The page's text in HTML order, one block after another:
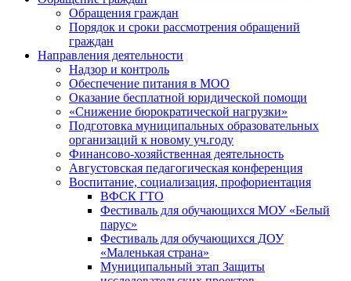
Обращения граждан
Порядок и сроки рассмотрения обращений
граждан
Направления деятельности
Надзор и контроль
Обеспечение питания в МОО
Оказание бесплатной юридической помощи
«Снижение бюрократической нагрузки»
Подготовка муниципальных образовательных
организаций к новому уч.году
Финансово-хозяйственная деятельность
Августовская педагогическая конференция
Воспитание, социализация, профориентация
ВФСК ГТО
Фестиваль для обучающихся МОУ «Белый
парус»
Фестиваль для обучающихся ДОУ
«Маленькая страна»
Муниципальный этап Защиты